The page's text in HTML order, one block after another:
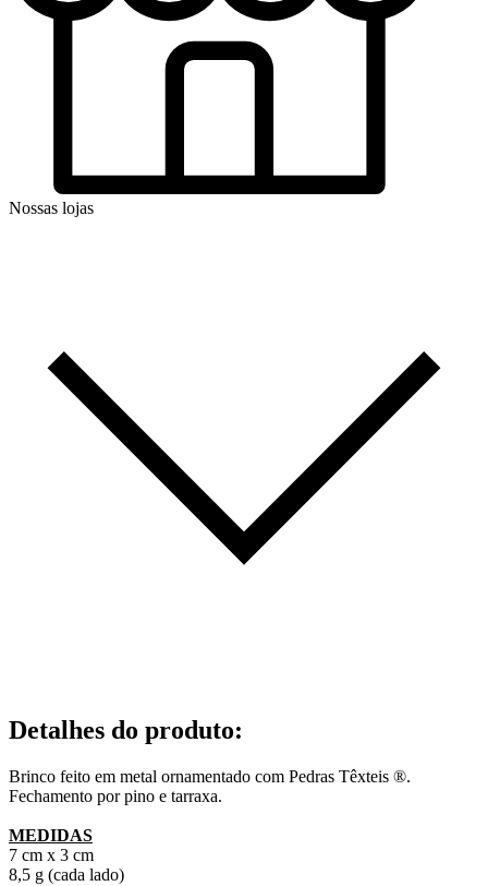
Nossas lojas
Detalhes do produto:
Brinco feito em metal ornamentado com Pedras Têxteis ®.
Fechamento por pino e tarraxa.
MEDIDAS
7 cm x 3 cm
8,5 g (cada lado)